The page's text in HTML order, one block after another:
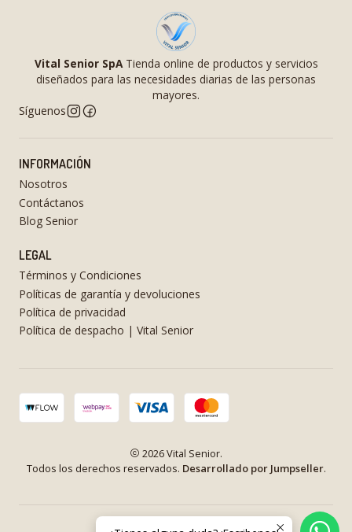
Vital Senior SpATienda online de productos y servicios
diseñados para las necesidades diarias de las personas
mayores.
Síguenos
INFORMACIÓN
Nosotros
Contáctanos
Blog Senior
LEGAL
Términos y Condiciones
Políticas de garantía y devoluciones
Política de privacidad
Política de despacho | Vital Senior
2026 Vital Senior.
Todos los derechos reservados. Desarrollado por Jumpseller.